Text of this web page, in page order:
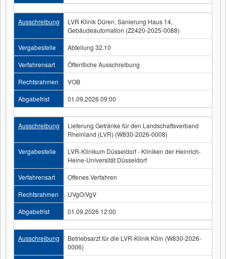
Ausschreibung
LVR Klinik Düren, Sanierung Haus 14,
Gebäudeautomation (Z2420-2025-0088)
Vergabestelle
Abteilung 32.10
Verfahrensart
Öffentliche Ausschreibung
Rechtsrahmen
VOB
Abgabefrist
01.09.2026 09:00
Ausschreibung
Lieferung Getränke für den Landschaftsverband
Rheinland (LVR) (W830-2026-0008)
Vergabestelle
LVR-Klinikum Düsseldorf - Kliniken der Heinrich-
Heine-Universität Düsseldorf
Verfahrensart
Offenes Verfahren
Rechtsrahmen
UVgO/VgV
Abgabefrist
01.09.2026 12:00
Ausschreibung
Betriebsarzt für die LVR-Klinik Köln (W830-2026-
0006)